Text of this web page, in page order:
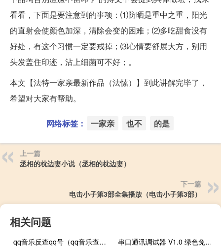
看看，下面是要注意到的事项：⑴防晒是重中之重，阳光
的直射会使颜色加深，清除会变的困难；⑵多吃甜食没有
好处，有这个习惯一定要戒掉；⑶心情要舒展大方，别用
头发盖住印迹，沾上细菌可不好；。
本文【法特一家亲最新作品（法愫）】到此讲解完毕了，
希望对大家有帮助。
网络标签： 一家亲 也不 的是
上一篇
丞相的枕边妻小说（丞相的枕边妻）
下一篇
电击小子第3部全集播放（电击小子第3部）
相关问题
qq音乐反查qq号（qq音乐查询器）
串口通讯调试器 V1.0 绿色免费版（串口通讯调试器 V1.0 绿色免费版功能简介）